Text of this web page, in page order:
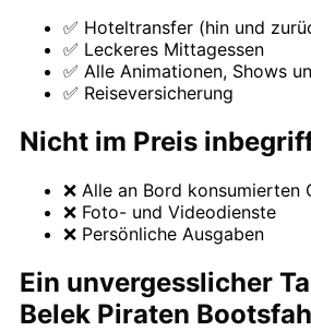
✅ Hoteltransfer (hin und
✅ Leckeres Mittagessen
✅ Alle Animationen, Shows
✅ Reiseversicherung
Nicht im Preis
❌ Alle an Bord konsumierten
❌ Foto- und Videodienste
❌ Persönliche Ausgaben
Ein unvergesslicher
Belek Piraten